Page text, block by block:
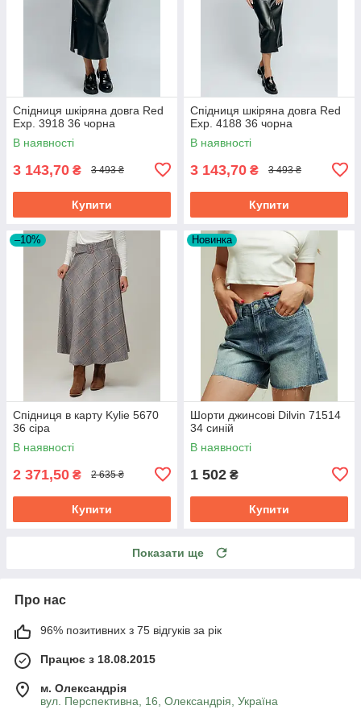
Спідниця шкіряна довга Red
Exp. 3918 36 чорна
В наявності
3 143,70 ₴ 3 493 ₴
Купити
Спідниця шкіряна довга Red
Exp. 4188 36 чорна
В наявності
3 143,70 ₴ 3 493 ₴
Купити
–10%
Спідниця в карту Kylie 5670
36 сіра
В наявності
2 371,50 ₴ 2 635 ₴
Купити
Новинка
Шорти джинсові Dilvin 71514
34 синій
В наявності
1 502 ₴
Купити
Показати ще
Про нас
96% позитивних з 75 відгуків за рік
Працює з 18.08.2015
м. Олександрія
вул. Перспективна, 16, Олександрія, Україна